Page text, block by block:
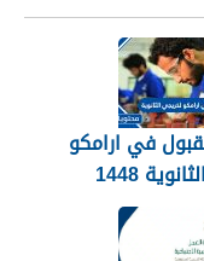
في ارامكو
1448